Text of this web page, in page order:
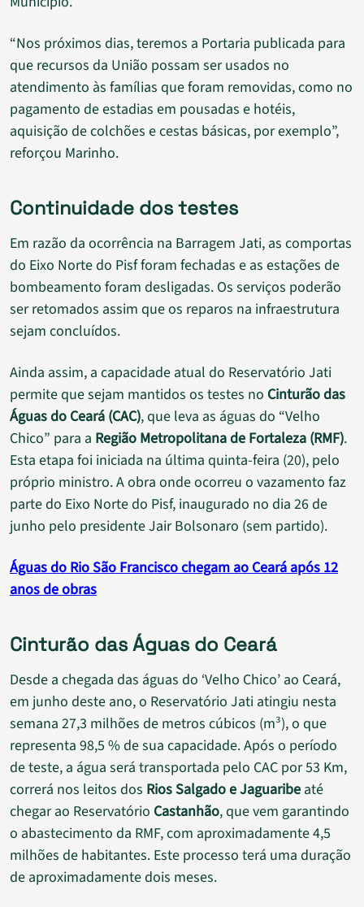
“Nos próximos dias, teremos a Portaria publicada para
que recursos da União possam ser usados no
atendimento às famílias que foram removidas, como no
pagamento de estadias em pousadas e hotéis,
aquisição de colchões e cestas básicas, por exemplo”,
reforçou Marinho.
Continuidade dos testes
Em razão da ocorrência na Barragem Jati, as comportas
do Eixo Norte do Pisf foram fechadas e as estações de
bombeamento foram desligadas. Os serviços poderão
ser retomados assim que os reparos na infraestrutura
sejam concluídos.
Ainda assim, a capacidade atual do Reservatório Jati
permite que sejam mantidos os testes no Cinturão das
Águas do Ceará (CAC), que leva as águas do “Velho
Chico” para a Região Metropolitana de Fortaleza (RMF).
Esta etapa foi iniciada na última quinta-feira (20), pelo
próprio ministro. A obra onde ocorreu o vazamento faz
parte do Eixo Norte do Pisf, inaugurado no dia 26 de
junho pelo presidente Jair Bolsonaro (sem partido).
Águas do Rio São Francisco chegam ao Ceará após 12
anos de obras
Cinturão das Águas do Ceará
Desde a chegada das águas do ‘Velho Chico’ ao Ceará,
em junho deste ano, o Reservatório Jati atingiu nesta
semana 27,3 milhões de metros cúbicos (m³), o que
representa 98,5 % de sua capacidade. Após o período
de teste, a água será transportada pelo CAC por 53 Km,
correrá nos leitos dos Rios Salgado e Jaguaribe até
chegar ao Reservatório Castanhão, que vem garantindo
o abastecimento da RMF, com aproximadamente 4,5
milhões de habitantes. Este processo terá uma duração
de aproximadamente dois meses.